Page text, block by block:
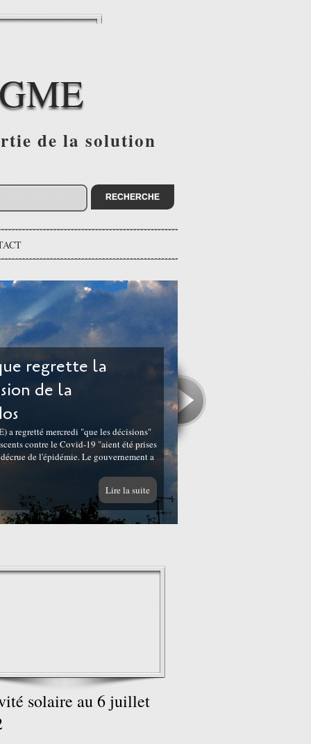
de la solution
regrette la
de la
a regretté mercredi "que les décisions"
contre le Covid-19 "aient été prises
de l'épidémie. Le gouvernement a
Lire la suite
solaire au 6 juillet